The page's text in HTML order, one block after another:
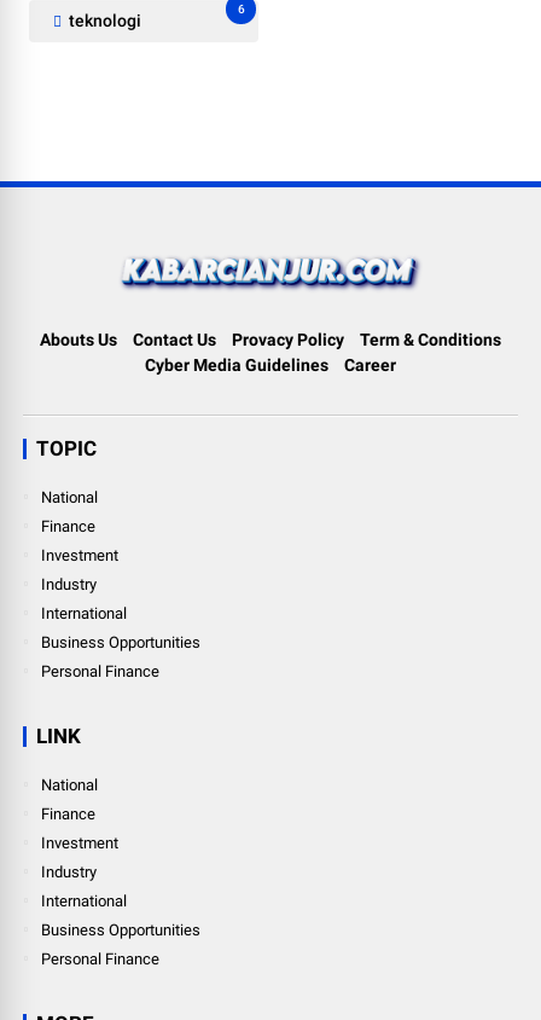
teknologi
6
Abouts Us Contact Us Provacy Policy
Term & Conditions
Cyber Media Guidelines
Career
TOPIC
National
Finance
Investment
Industry
International
Business Opportunities
Personal Finance
LINK
National
Finance
Investment
Industry
International
Business Opportunities
Personal Finance